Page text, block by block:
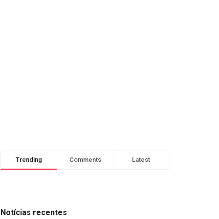
Trending Comments Latest
Notícias recentes